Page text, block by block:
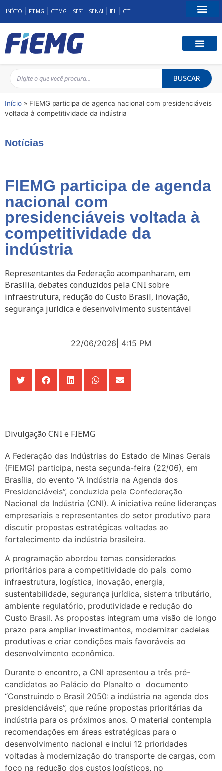
INÍCIO FIEMG CIEMG SESI SENAI IEL CIT
BUSCAR
Início » FIEMG participa de agenda nacional com presidenciáveis
voltada à competitividade da indústria
Notícias
FIEMG participa de agenda
nacional com
presidenciáveis voltada à
competitividade da
indústria
Representantes da Federação acompanharam, em
Brasília, debates conduzidos pela CNI sobre
infraestrutura, redução do Custo Brasil, inovação,
segurança jurídica e desenvolvimento sustentável
22/06/2026 4:15 PM
Divulgação CNI e FIEMG
A Federação das Indústrias do Estado de Minas Gerais
(FIEMG) participa, nesta segunda-feira (22/06), em
Brasília, do evento “A Indústria na Agenda dos
Presidenciáveis”, conduzida pela Confederação
Nacional da Indústria (CNI). A iniciativa reúne lideranças
empresariais e representantes do setor produtivo para
discutir propostas estratégicas voltadas ao
fortalecimento da indústria brasileira.
A programação abordou temas considerados
prioritários para a competitividade do país, como
infraestrutura, logística, inovação, energia,
sustentabilidade, segurança jurídica, sistema tributário,
ambiente regulatório, produtividade e redução do
Custo Brasil. As propostas integram uma visão de longo
prazo para ampliar investimentos, modernizar cadeias
produtivas e criar condições mais favoráveis ao
desenvolvimento econômico.
Durante o encontro, a CNI apresentou a três pré-
candidatos ao Palácio do Planalto o documento
“Construindo o Brasil 2050: a indústria na agenda dos
presidenciáveis”, que reúne propostas prioritárias da
indústria para os próximos anos. O material contempla
recomendações em áreas estratégicas para o
desenvolvimento nacional e inclui 12 prioridades
voltadas à modernização do transporte de cargas, com
foco na redução dos custos logísticos, no